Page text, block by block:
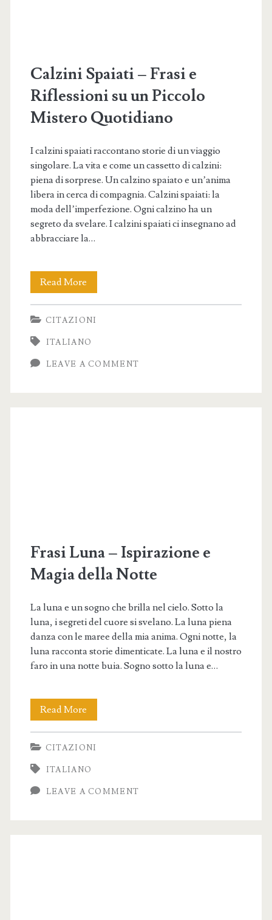
di
Calzini Spaiati – Frasi e
Riflessioni su un Piccolo
Mistero Quotidiano
I calzini spaiati raccontano storie di un viaggio
singolare. La vita e come un cassetto di calzini:
piena di sorprese. Un calzino spaiato e un’anima
libera in cerca di compagnia. Calzini spaiati: la
moda dell’imperfezione. Ogni calzino ha un
segreto da svelare. I calzini spaiati ci insegnano ad
abbracciare la…
Read More
Spaiati
–
Frasi
e
CITAZIONI
ITALIANO
LEAVE A COMMENT
Frasi Luna – Ispirazione e
Magia della Notte
La luna e un sogno che brilla nel cielo. Sotto la
luna, i segreti del cuore si svelano. La luna piena
danza con le maree della mia anima. Ogni notte, la
luna racconta storie dimenticate. La luna e il nostro
faro in una notte buia. Sogno sotto la luna e…
Read More
Luna
–
Ispirazione
e
CITAZIONI
ITALIANO
LEAVE A COMMENT